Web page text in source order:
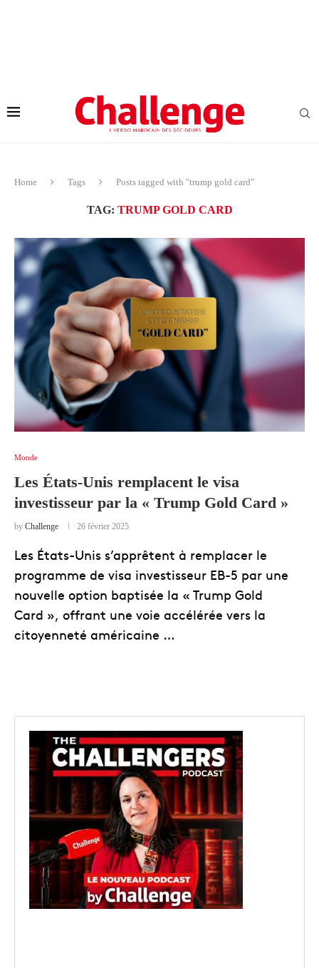
Home Tags Posts tagged with "trump gold card"
TAG: TRUMP GOLD CARD
Monde
Les États-Unis remplacent le visa
investisseur par la « Trump Gold Card »
by Challenge 26 février 2025
Les États-Unis s’apprêtent à remplacer le
programme de visa investisseur EB-5 par une
nouvelle option baptisée la « Trump Gold
Card », offrant une voie accélérée vers la
citoyenneté américaine …